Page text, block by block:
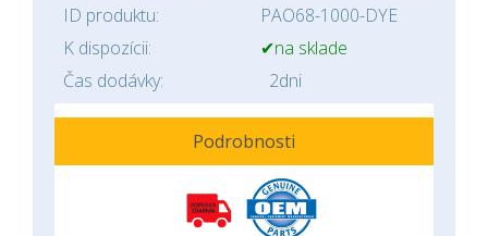
ID produktu:
PAO68-1000-DYE
K dispozícii:
✔na sklade
Čas dodávky:
2dni
Podrobnosti